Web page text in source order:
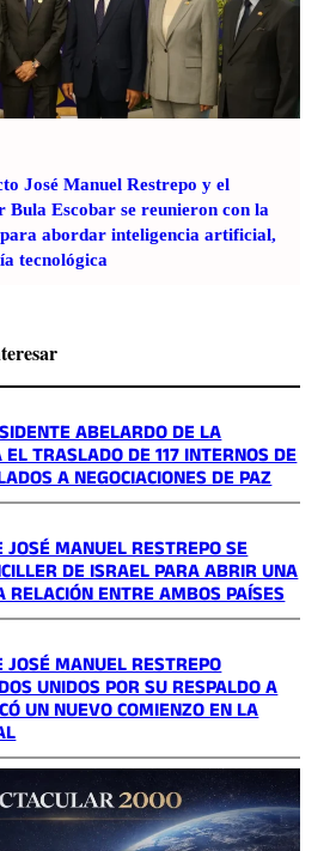
José Manuel Restrepo y el
Bula Escobar se reunieron con la
para abordar inteligencia artificial,
tecnológica
ABELARDO DE LA
TRASLADO DE 117 INTERNOS DE
A NEGOCIACIONES DE PAZ
JOSÉ MANUEL RESTREPO SE
DE ISRAEL PARA ABRIR UNA
RELACIÓN ENTRE AMBOS PAÍSES
JOSÉ MANUEL RESTREPO
UNIDOS POR SU RESPALDO A
UN NUEVO COMIENZO EN LA